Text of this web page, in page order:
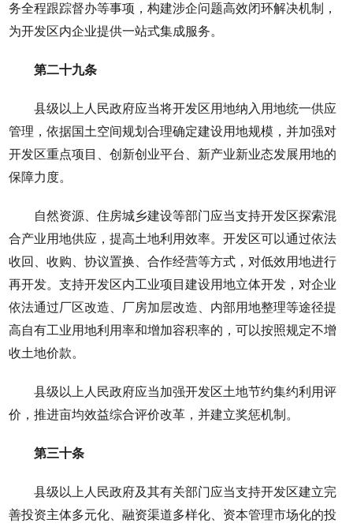
务全程跟踪督办等事项，构建涉企问题高效闭环解决机制，
为开发区内企业提供一站式集成服务。
第二十九条
县级以上人民政府应当将开发区用地纳入用地统一供应
管理，依据国土空间规划合理确定建设用地规模，并加强对
开发区重点项目、创新创业平台、新产业新业态发展用地的
保障力度。
自然资源、住房城乡建设等部门应当支持开发区探索混
合产业用地供应，提高土地利用效率。开发区可以通过依法
收回、收购、协议置换、合作经营等方式，对低效用地进行
再开发。支持开发区内工业项目建设用地立体开发，对企业
依法通过厂区改造、厂房加层改造、内部用地整理等途径提
高自有工业用地利用率和增加容积率的，可以按照规定不增
收土地价款。
县级以上人民政府应当加强开发区土地节约集约利用评
价，推进亩均效益综合评价改革，并建立奖惩机制。
第三十条
县级以上人民政府及其有关部门应当支持开发区建立完
善投资主体多元化、融资渠道多样化、资本管理市场化的投